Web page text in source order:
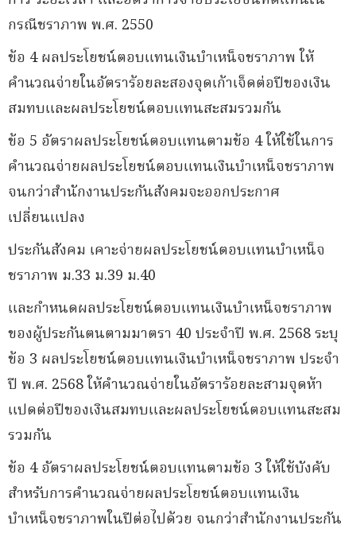
กรณีชราภาพ พ.ศ. 2550
ข้อ 4 ผลประโยชน์ตอบแทนเงินบำเหน็จชราภาพ ให้
คำนวณจ่ายในอัตราร้อยละสองจุดเก้าเจ็ดต่อปีของเงิน
สมทบและผลประโยชน์ตอบแทนสะสมรวมกัน
ข้อ 5 อัตราผลประโยชน์ตอบแทนตามข้อ 4 ให้ใช้ในการ
คำนวณจ่ายผลประโยชน์ตอบแทนเงินบำเหน็จชราภาพ
จนกว่าสำนักงานประกันสังคมจะออกประกาศ
เปลี่ยนแปลง
ประกันสังคม เคาะจ่ายผลประโยชน์ตอบแทนบำเหน็จ
ชราภาพ ม.33 ม.39 ม.40
และกำหนดผลประโยชน์ตอบแทนเงินบำเหน็จชราภาพ
ของผู้ประกันตนตามมาตรา 40 ประจำปี พ.ศ. 2568 ระบุ
ข้อ 3 ผลประโยชน์ตอบแทนเงินบำเหน็จชราภาพ ประจำ
ปี พ.ศ. 2568 ให้คำนวณจ่ายในอัตราร้อยละสามจุดห้า
แปดต่อปีของเงินสมทบและผลประโยชน์ตอบแทนสะสม
รวมกัน
ข้อ 4 อัตราผลประโยชน์ตอบแทนตามข้อ 3 ให้ใช้บังคับ
สำหรับการคำนวณจ่ายผลประโยชน์ตอบแทนเงิน
บำเหน็จชราภาพในปีต่อไปด้วย จนกว่าสำนักงานประกัน